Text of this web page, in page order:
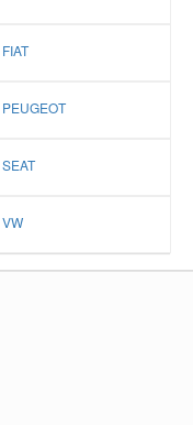
FIAT
PEUGEOT
SEAT
VW